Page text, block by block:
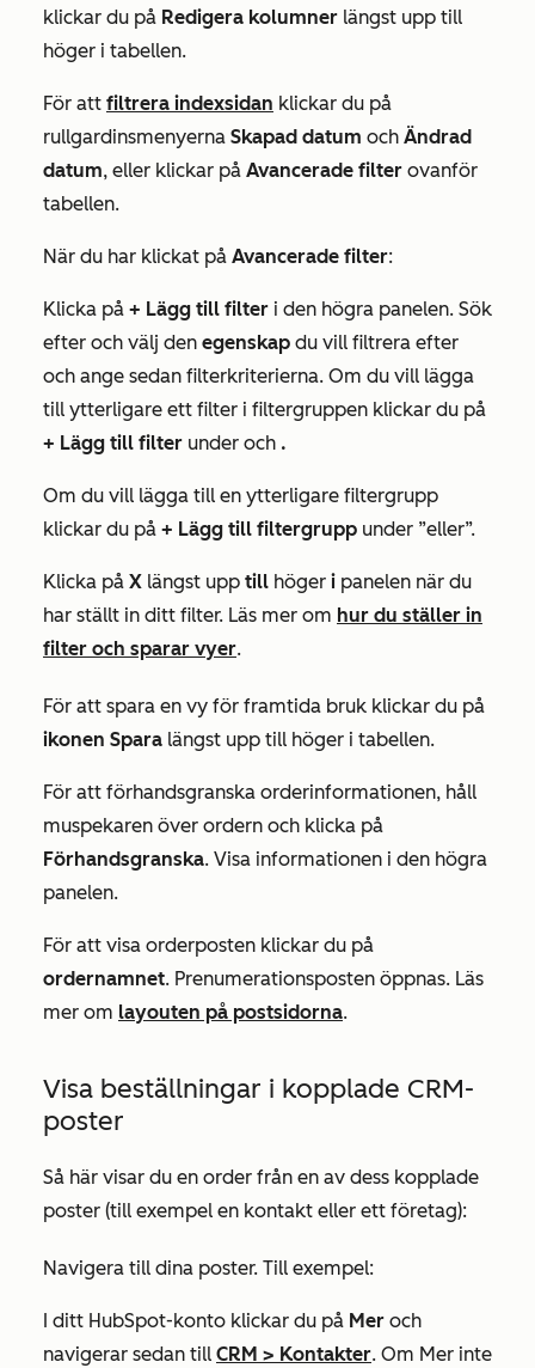
klickar du på Redigera kolumner längst upp till
höger i tabellen.
För att filtrera indexsidan klickar du på
rullgardinsmenyerna Skapad datum och Ändrad
datum, eller klickar på Avancerade filter ovanför
tabellen.
När du har klickat på Avancerade filter:
Klicka på + Lägg till filter i den högra panelen. Sök
efter och välj den egenskap du vill filtrera efter
och ange sedan filterkriterierna. Om du vill lägga
till ytterligare ett filter i filtergruppen klickar du på
+ Lägg till filter under och .
Om du vill lägga till en ytterligare filtergrupp
klickar du på + Lägg till filtergrupp under ”eller”.
Klicka på X längst upp till höger i panelen när du
har ställt in ditt filter. Läs mer om hur du ställer in
filter och sparar vyer.
För att spara en vy för framtida bruk klickar du på
ikonen Spara längst upp till höger i tabellen.
För att förhandsgranska orderinformationen, håll
muspekaren över ordern och klicka på
Förhandsgranska. Visa informationen i den högra
panelen.
För att visa orderposten klickar du på
ordernamnet. Prenumerationsposten öppnas. Läs
mer om layouten på postsidorna.
Visa beställningar i kopplade CRM-
poster
Så här visar du en order från en av dess kopplade
poster (till exempel en kontakt eller ett företag):
Navigera till dina poster. Till exempel:
I ditt HubSpot-konto klickar du på Mer och
navigerar sedan till CRM > Kontakter. Om Mer inte